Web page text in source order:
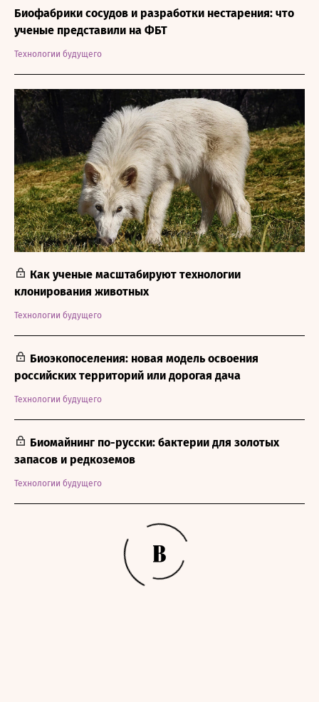
Технологии будущего
Биофабрики сосудов и разработки нестарения: что
ученые представили на ФБТ
Технологии будущего
Как ученые масштабируют технологии
клонирования животных
Технологии будущего
Биоэкопоселения: новая модель освоения
российских территорий или дорогая дача
Технологии будущего
Биомайнинг по-русски: бактерии для золотых
запасов и редкоземов